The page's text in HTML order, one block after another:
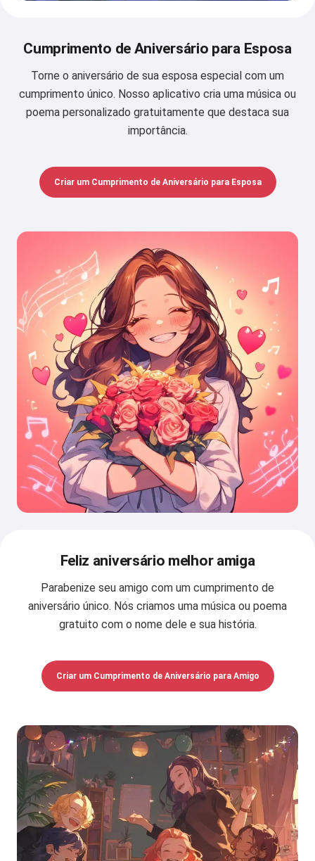
Cumprimento de Aniversário para Esposa
Torne o aniversário de sua esposa especial com um
cumprimento único. Nosso aplicativo cria uma música ou
poema personalizado gratuitamente que destaca sua
importância.
Criar um Cumprimento de Aniversário para Esposa
Feliz aniversário melhor amiga
Parabenize seu amigo com um cumprimento de
aniversário único. Nós criamos uma música ou poema
gratuito com o nome dele e sua história.
Criar um Cumprimento de Aniversário para Amigo